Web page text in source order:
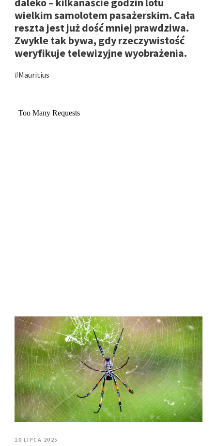
wielkim samolotem pasażerskim. Cała
reszta jest już dość mniej prawdziwa.
Zwykle tak bywa, gdy rzeczywistość
weryfikuje telewizyjne wyobrażenia.
#Mauritius
10 LIPCA 2025